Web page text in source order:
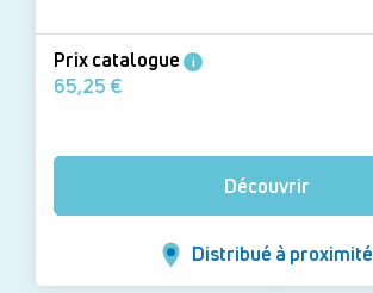
Prix catalogue i
65,25 €
Découvrir
Distribué à proximité